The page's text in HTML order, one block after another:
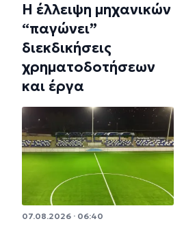
Η έλλειψη μηχανικών
“παγώνει”
διεκδικήσεις
χρηματοδοτήσεων
και έργα
07.08.2026 · 06:40